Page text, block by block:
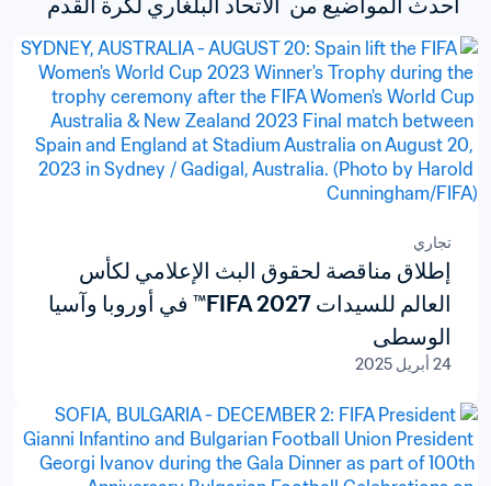
تجاري
إطلاق مناقصة لحقوق البث الإعلامي لكأس
العالم للسيدات FIFA 2027™ في أوروبا وآسيا
الوسطى
24 أبريل 2025